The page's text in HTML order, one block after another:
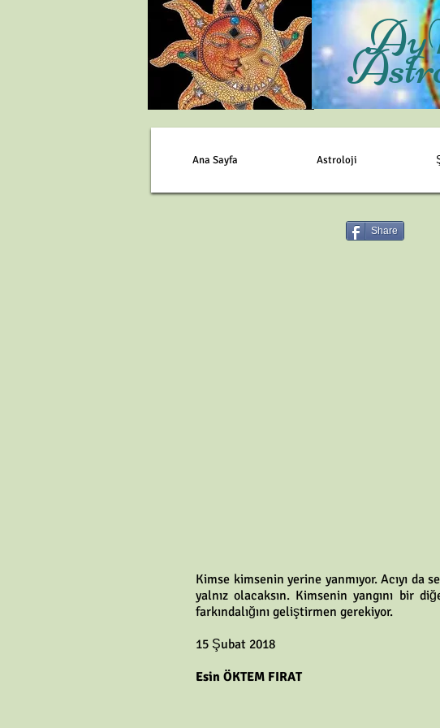
Kimse kimsenin yerine yanmıyor. Acıyı da
yalnız olacaksın. Kimsenin yangını bir
farkındalığını geliştirmen gerekiyor.
15 Şubat 2018
Esin ÖKTEM FIRAT
Share
Ana Sayfa Astroloji